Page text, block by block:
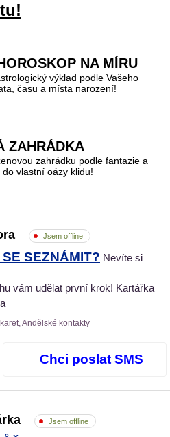
NA MÍRU
výklad podle Vašeho
času a místa narození!
ZAHRÁDKA
zahrádku podle fantazie a
vlastní oázy klidu!
Jsem offline
SEZNÁMIT? Nevíte si
vám udělat první krok! Kartářka
Andělské kontakty
Chci poslat SMS
Jsem offline